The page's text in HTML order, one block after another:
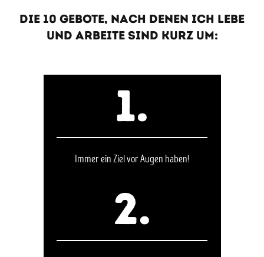
Die 10 Gebote, nach denen ich lebe
und arbeite sind kurz um:
1.
Immer ein Ziel vor Augen haben!
2.